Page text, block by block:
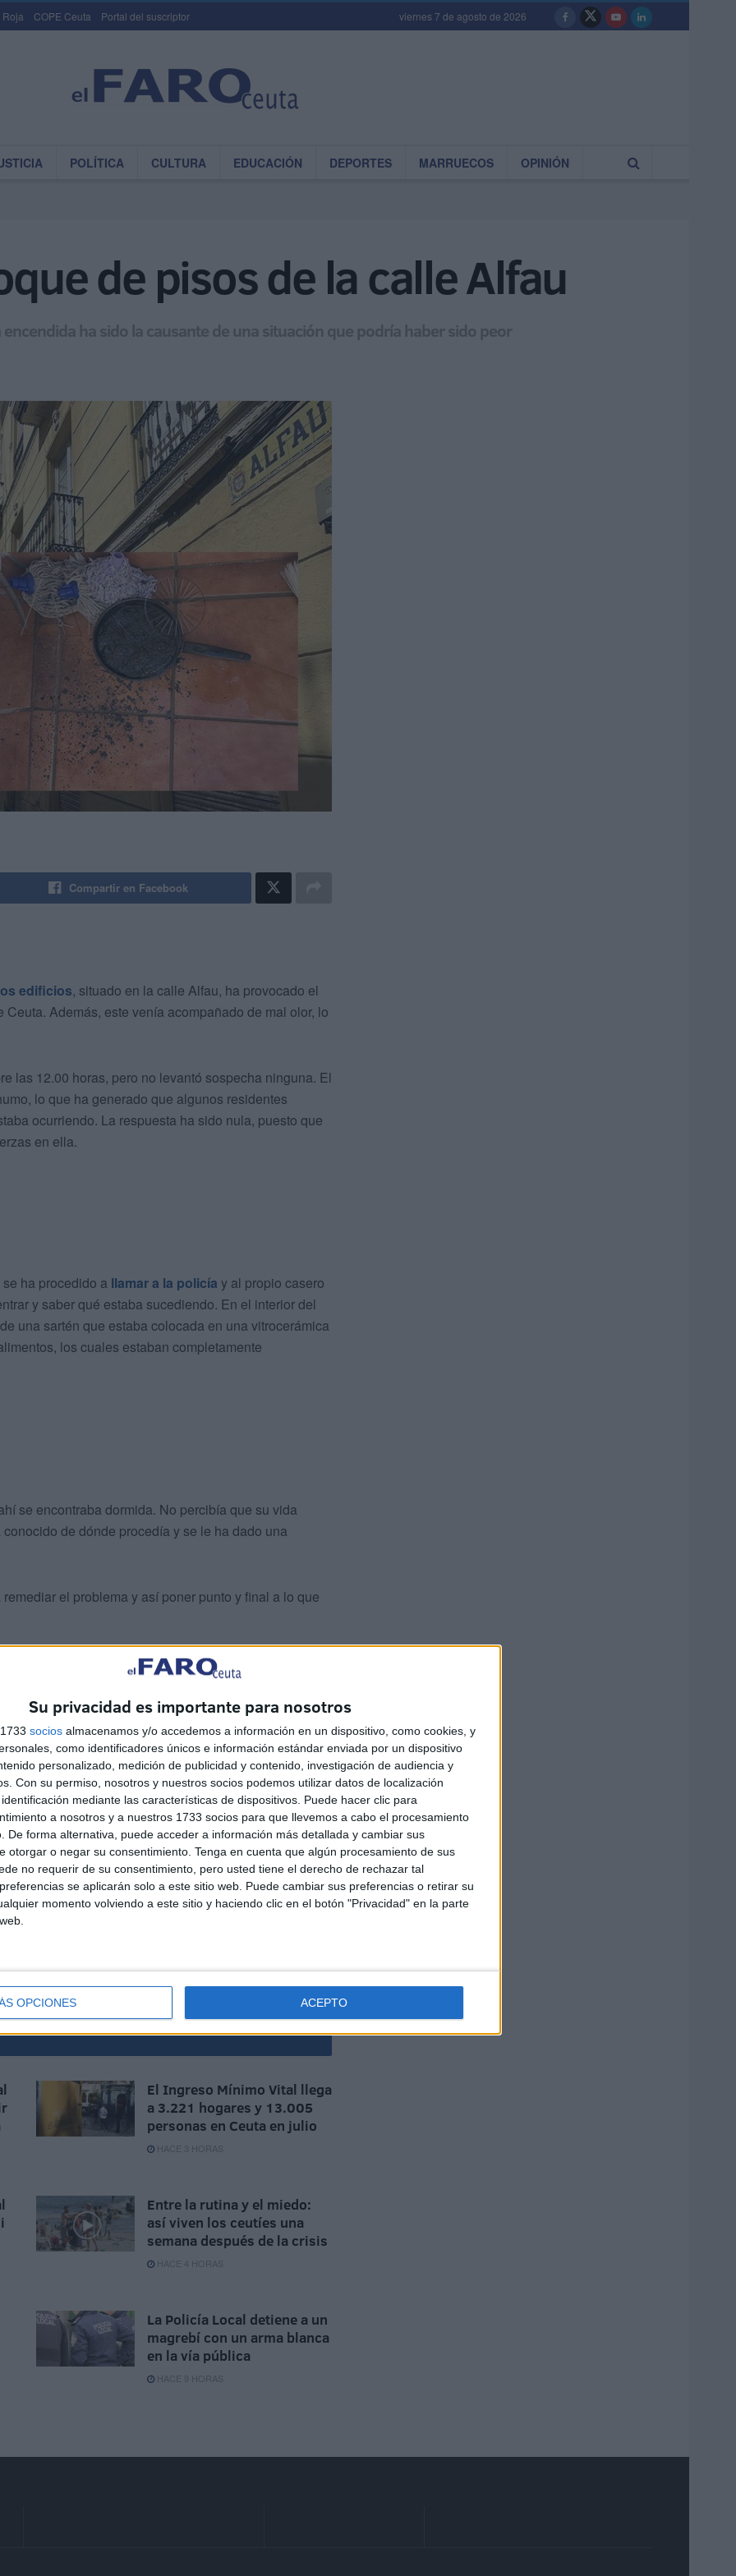
Su privacidad es importante para nosotros
socios almacenamos y/o accedemos a información en un dispositivo, como cookies, y
como identificadores únicos e información estándar enviada por un dispositivo
personalizado, medición de publicidad y contenido, investigación de audiencia y
Con su permiso, nosotros y nuestros socios podemos utilizar datos de localización
mediante las características de dispositivos. Puede hacer clic para
a nosotros y a nuestros 1733 socios para que llevemos a cabo el procesamiento
De forma alternativa, puede acceder a información más detallada y cambiar sus
otorgar o negar su consentimiento. Tenga en cuenta que algún procesamiento de sus
no requerir de su consentimiento, pero usted tiene el derecho de rechazar tal
se aplicarán solo a este sitio web. Puede cambiar sus preferencias o retirar su
momento volviendo a este sitio y haciendo clic en el botón "Privacidad" en la parte
OPCIONES ACEPTO
Roja COPE Ceuta Portal del suscriptor viernes 7 de agosto de 2026
POLÍTICA CULTURA EDUCACIÓN DEPORTES MARRUECOS OPINIÓN
de pisos de la calle Alfau
ha sido la causante de una situación que podría haber sido peor
Compartir en Facebook
edificios, situado en la calle Alfau, ha provocado el
Además, este venía acompañado de mal olor, lo
las 12.00 horas, pero no levantó sospecha ninguna. El
lo que ha generado que algunos residentes
ocurriendo. La respuesta ha sido nula, puesto que
en ella.
ha procedido a llamar a la policía y al propio casero
y saber qué estaba sucediendo. En el interior del
una sartén que estaba colocada en una vitrocerámica
los cuales estaban completamente
se encontraba dormida. No percibía que su vida
de dónde procedía y se le ha dado una
el problema y así poner punto y final a lo que
todo había terminado. Los vecinos han respirado
a más.
todas las alarmas en una de las calles de la
con sus rutinas diarias.
El Ingreso Mínimo Vital llega
a 3.221 hogares y 13.005
personas en Ceuta en julio
HACE 3 HORAS
Entre la rutina y el miedo:
así viven los ceutíes una
semana después de la crisis
HACE 4 HORAS
La Policía Local detiene a un
magrebí con un arma blanca
en la vía pública
HACE 9 HORAS